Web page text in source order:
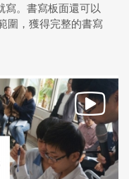
寫。書寫板面還可以
圍，獲得完整的書寫